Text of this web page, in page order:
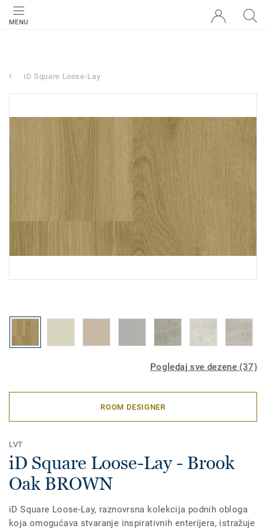
MENU
iD Square Loose-Lay
Pogledaj sve dezene (37)
ROOM DESIGNER
LVT
iD Square Loose-Lay - Brook
Oak BROWN
iD Square Loose-Lay, raznovrsna kolekcija podnih obloga
koja omogućava stvaranje inspirativnih enterijera, istražuje